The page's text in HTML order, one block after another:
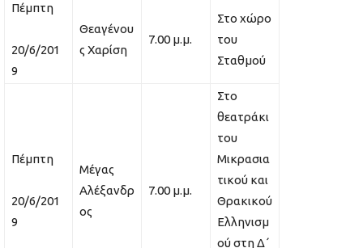
Πέμπτη
20/6/201
9
Θεαγένου
ς Χαρίση
7.00 μ.μ.
Στο χώρο
του
Σταθμού
Πέμπτη
20/6/201
9
Μέγας
Αλέξανδρ
ος
7.00 μ.μ.
Στο
θεατράκι
του
Μικρασια
τικού και
Θρακικού
Ελληνισμ
ού στη Δ΄